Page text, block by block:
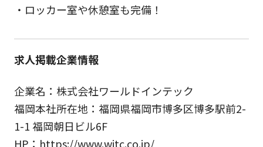
・ロッカー室や休憩室も完備！
求人掲載企業情報
企業名：株式会社ワールドインテック
福岡本社所在地：福岡県福岡市博多区博多駅前2-
1-1 福岡朝日ビル6F
HP：https://www.witc.co.jp/